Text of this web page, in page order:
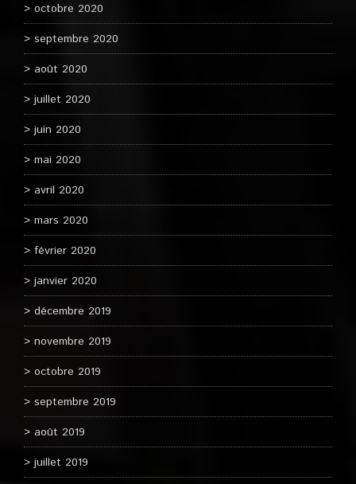
octobre 2020
septembre 2020
août 2020
juillet 2020
juin 2020
mai 2020
avril 2020
mars 2020
février 2020
janvier 2020
décembre 2019
novembre 2019
octobre 2019
septembre 2019
août 2019
juillet 2019